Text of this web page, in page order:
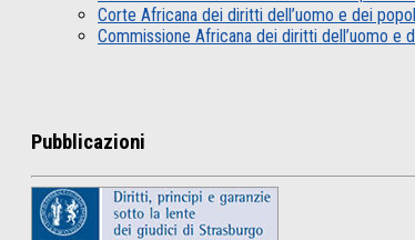
Corte Africana dei diritti dell’uomo e dei
Commissione Africana dei diritti dell’uomo e
Pubblicazioni